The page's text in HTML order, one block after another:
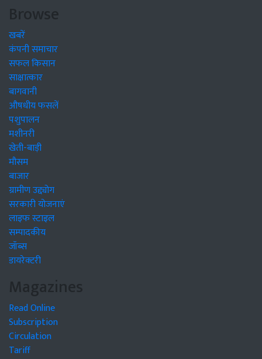
Browse
खबरें
कंपनी समाचार
सफल किसान
साक्षात्कार
बागवानी
औषधीय फसलें
पशुपालन
मशीनरी
खेती-बाड़ी
मौसम
बाजार
ग्रामीण उद्द्योग
सरकारी योजनाएं
लाइफ स्टाइल
सम्पादकीय
जॉब्स
डायरेक्टरी
Magazines
Read Online
Subscription
Circulation
Tariff